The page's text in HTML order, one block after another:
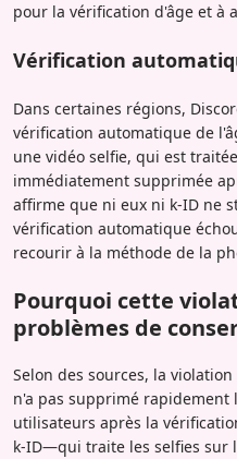
pour la vérification d'âge et à
Vérification
Dans certaines régions,
vérification automatique de
une vidéo selfie, qui est
immédiatement supprimée
affirme que ni eux ni k-ID ne
vérification automatique
recourir à la méthode de la
Pourquoi cette
problèmes de
Selon des sources, la
n'a pas supprimé rapidement
utilisateurs après la
k-ID—qui traite les selfies sur